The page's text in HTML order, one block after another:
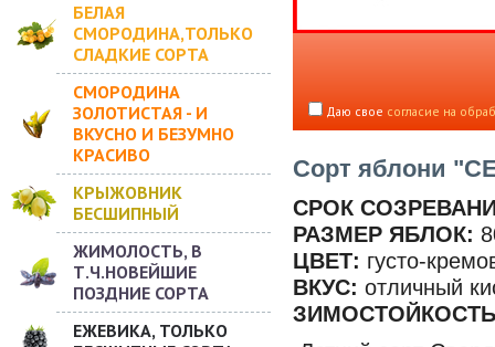
БЕЛАЯ
СМОРОДИНА,ТОЛЬКО
СЛАДКИЕ СОРТА
СМОРОДИНА
ЗОЛОТИСТАЯ - И
ВКУСНО И БЕЗУМНО
КРАСИВО
КРЫЖОВНИК
БЕСШИПНЫЙ
ЖИМОЛОСТЬ, В
Т.Ч.НОВЕЙШИЕ
ПОЗДНИЕ СОРТА
ЕЖЕВИКА, ТОЛЬКО
Даю свое согласие на
Сорт яблони
СРОК
РАЗМЕР ЯБЛОК:
ЦВЕТ: густо-
ВКУС: отличный